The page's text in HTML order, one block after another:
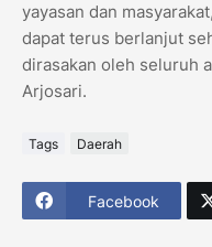
yayasan dan
dapat terus berlanjut
dirasakan oleh seluruh
Arjosari.
Tags Daerah
Facebook